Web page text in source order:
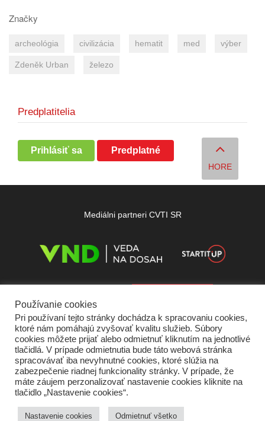
Značky
archeológia civilizácia hematit med výber
Zdeněk Urban železo
Predplatitelia
Prihlásiť sa Predplatné
HORE
Mediálni partneri CVTI SR
Domov O nás Kontakt Vydavateľ
Podmienky používania
Ochrana súkromia Štatút súťaží
Používanie cookies
Pri používaní tejto stránky dochádza k spracovaniu cookies,
ktoré nám pomáhajú zvyšovať kvalitu služieb. Súbory
cookies môžete prijať alebo odmietnuť kliknutím na jednotlivé
tlačidlá. V prípade odmietnutia bude táto webová stránka
spracovávať iba nevyhnutné cookies, ktoré slúžia na
zabezpečenie riadnej funkcionality stránky. V prípade, že
máte záujem perzonalizovať nastavenie cookies kliknite na
tlačidlo „Nastavenie cookies“.
Nastavenie cookies Odmietnuť všetko